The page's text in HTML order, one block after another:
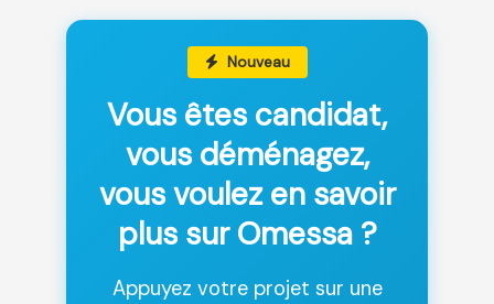
Nouveau
Vous êtes candidat,
vous déménagez,
vous voulez en savoir
plus sur Omessa ?
Appuyez votre projet sur une